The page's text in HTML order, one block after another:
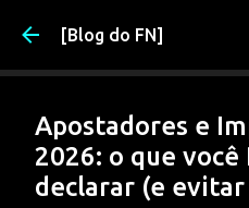
Pular para o
[Blog do FN]
Apostadores e
2026: o que você
declarar (e